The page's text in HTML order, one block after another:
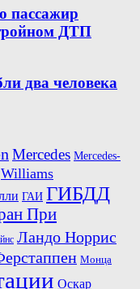
пассажир
ДТП
два человека
Mercedes Mercedes-
Williams
ГАИ ГИБДД
При
Ландо Норрис
Монца
Оскар